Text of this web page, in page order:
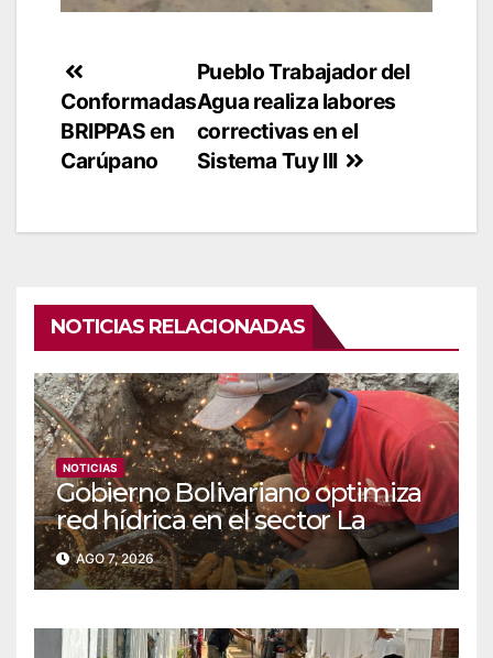
Navegación
de
entradas
Pueblo Trabajador del
Agua realiza labores
correctivas en el
Sistema Tuy III
Conformadas
BRIPPAS en
Carúpano
NOTICIAS RELACIONADAS
NOTICIAS
Gobierno Bolivariano optimiza
red hídrica en el sector La
Majada
AGO 7, 2026